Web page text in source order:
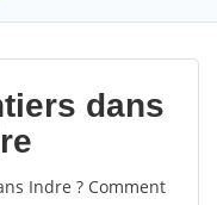
dans
Indre ? Comment